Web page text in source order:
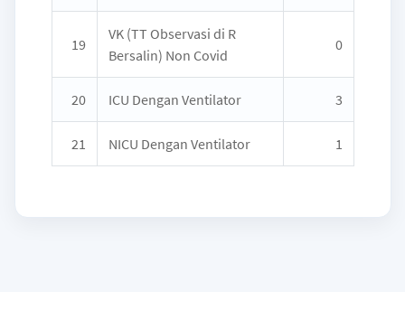
19
VK (TT Observasi di R
Bersalin) Non Covid
0
20 ICU Dengan Ventilator 3
21 NICU Dengan Ventilator 1